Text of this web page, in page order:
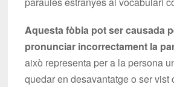
Aquesta fòbia pot ser causada
pronunciar incorrectament la
això representa per a la persona
quedar en desavantatge o ser vist